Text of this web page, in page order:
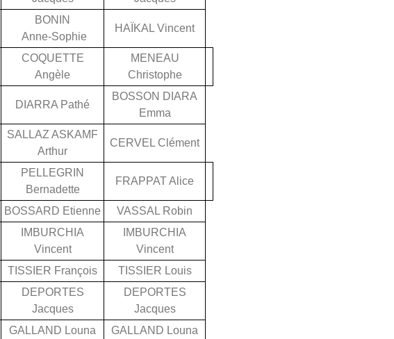
BONIN
Anne-Sophie
HAÏKAL Vincent
COQUETTE
Angèle
MENEAU
Christophe
DIARRA Pathé
BOSSON DIARA
Emma
SALLAZ ASKAMF
Arthur
CERVEL Clément
PELLEGRIN
Bernadette
FRAPPAT Alice
BOSSARD Etienne VASSAL Robin
IMBURCHIA
Vincent
IMBURCHIA
Vincent
TISSIER François TISSIER Louis
DEPORTES
Jacques
DEPORTES
Jacques
GALLAND Louna
GALLAND Louna